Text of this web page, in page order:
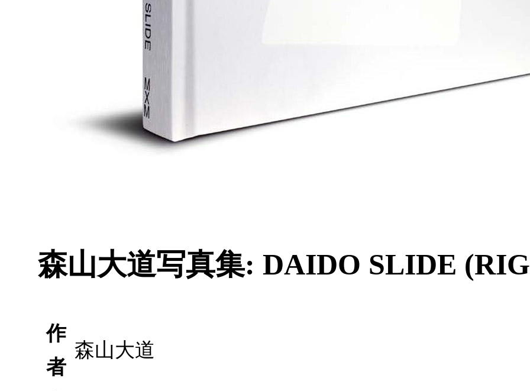
森山大道写真集: DAIDO SLIDE
作
者
森山大道